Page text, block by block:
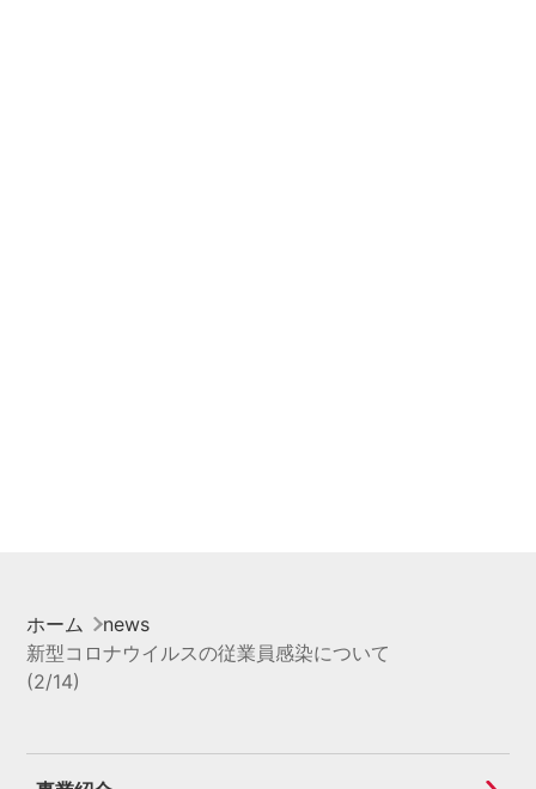
ホーム
news
新型コロナウイルスの従業員感染について
(2/14)